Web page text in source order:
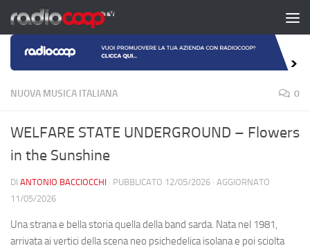
Salta al contenuto
NUOVA MUSICA ITALIANA 0
WELFARE STATE UNDERGROUND – Flowers
in the Sunshine
DI ANTONIO BACCIOCCHI · PUBBLICATO 12/05/2026 · AGGIORNATO
11/05/2026
Una strana e bella storia quella della band sarda. Nata nel 1981,
arrivata ai vertici della scena neo psichedelica isolana e poi sciolta